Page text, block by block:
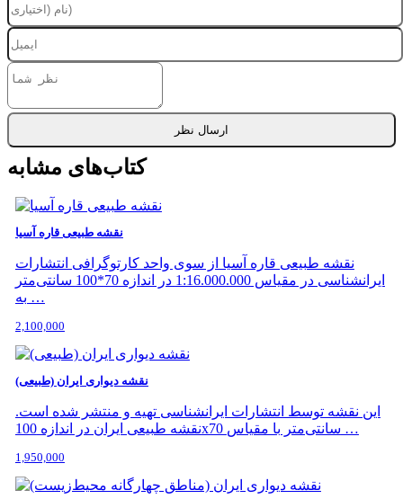
ارسال نظر
کتاب‌های مشابه
نقشه طبیعی قاره آسیا
نقشه طبیعی قاره آسیا از سوی واحد کارتوگرافی انتشارات
ایرانشناسی در مقیاس 1:16.000.000 در اندازه 70*100 سانتی‌متر
به …
2,100,000
نقشه دیواری ایران (طبیعی)
این نقشه توسط انتشارات ایرانشناسی تهیه و منتشر شده است.
نقشه طبیعی ایران در اندازه 100x70 سانتی‌متر با مقیاس …
1,950,000